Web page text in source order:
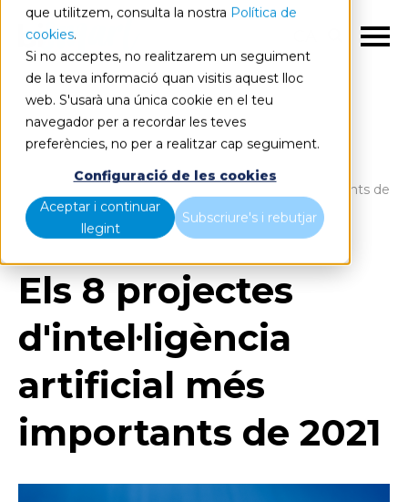
que utilitzem, consulta la nostra Política de
cookies.
Si no acceptes, no realitzarem un seguiment
de la teva informació quan visitis aquest lloc
web. S'usarà una única cookie en el teu
navegador per a recordar les teves
preferències, no per a realitzar cap seguiment.
Configuració de les cookies
Aceptar i continuar
llegint
Subscriure's i rebutjar
Blog Home
Els 8 projectes d'intel·ligència artificial més importants de
2021
Els 8 projectes
d'intel·ligència
artificial més
importants de 2021